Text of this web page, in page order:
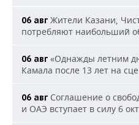
06 авг Жители Казани,
потребляют наибольший
06 авг «Однажды летним
Камала после 13 лет на
06 авг Соглашение о
и ОАЭ вступает в силу 6